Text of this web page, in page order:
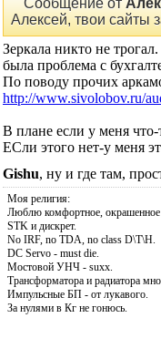
Сообщение от
Алексей, твои сайты
Зеркала никто не
была проблема с
По поводу прочих
http://www.sivolobov.ru/
В плане если у меня что-
ЕСли этого нет-у меня
Gishu, ну и где там,
Моя религия:
Люблю комфортное, окрашенное
STK и дискрет.
No IRF, no TDA, no class D\T\H.
DC Servo - must die.
Мостовой УНЧ - suxx.
Трансформатора и радиатора
Импульсные БП - от лукавого.
За нулями в Кг не гонюсь.